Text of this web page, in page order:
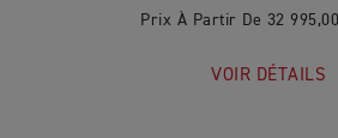
Prix À Partir De 32
VOIR DÉTAILS